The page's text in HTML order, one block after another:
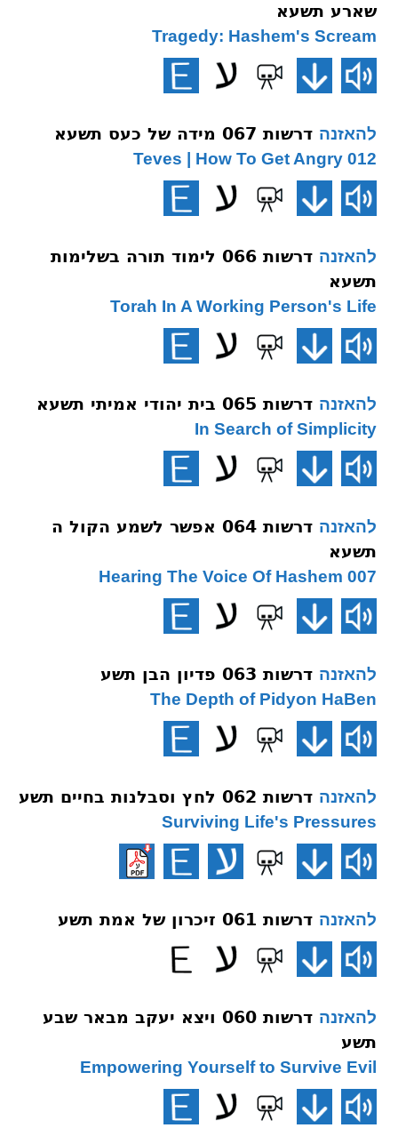
שארע תשעא
Tragedy: Hashem's Scream
להאזנה דרשות 067 מידה של כעס תשעא
012 Teves | How To Get Angry
להאזנה
דרשות 066 לימוד תורה בשלימות
תשעא
Torah In A Working Person's Life
להאזנה דרשות 065 בית יהודי אמיתי תשעא
In Search of Simplicity
להאזנה
דרשות 064 אפשר לשמע הקול ה
תשעא
007 Hearing The Voice Of Hashem
להאזנה דרשות 063 פדיון הבן תשע
The Depth of Pidyon HaBen
להאזנה דרשות 062 לחץ וסבלנות בחיים תשע
Surviving Life's Pressures
להאזנה דרשות 061 זיכרון של אמת תשע
להאזנה
דרשות 060 ויצא יעקב מבאר שבע
תשע
Empowering Yourself to Survive Evil